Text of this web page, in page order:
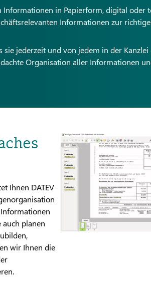
in Papierform, digital oder
Informationen zur
sie jederzeit und von jedem in der
Organisation aller Informationen
Ihnen DATEV
planen
wir Ihnen die